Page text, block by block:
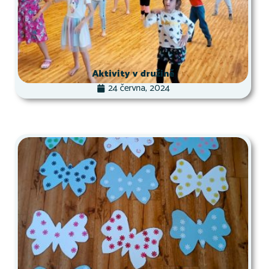
Aktivity v družině
24 června, 2024